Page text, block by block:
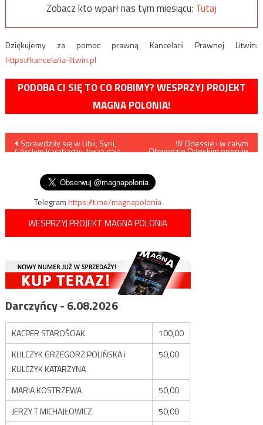
Zobacz kto wparł nas tym miesiącu: Tutaj
Dziękujemy za pomoc prawną Kancelarii Prawnej Litwin:
https://kancelaria-litwin.pl
PODOBA CI SIĘ TO CO ROBIMY? WESPRZYJ PROJEKT
MAGNA POLONIA!
Nawigacja
Sprawdziły się w Libii, Syrii,
Górskim Karabachu, teraz dają
W Odessie i w całym
Obwodzie Odeskim operuje
Telegramhttps://t.me/magnapolonia
WESPRZYJ PROJEKT MAGNA POLONIA
Darczyńcy - 6.08.2026
KACPER STAROŚCIAK
100,00
KULCZYK GRZEGORZ POLIŃSKA i
KULCZYK KATARZYNA
50,00
MARIA KOSTRZEWA
50,00
JERZY T MICHAJŁOWICZ
50,00